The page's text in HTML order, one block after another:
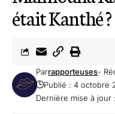
était Kanthé ?
Dernière mise à jour
Parrapporteuses-
Publié : 4 octobre